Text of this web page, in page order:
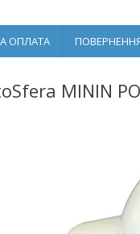
ОПЛАТА
MININ